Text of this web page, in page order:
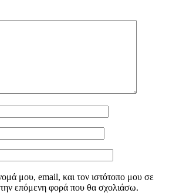
μου, email, και τον ιστότοπο μου σε
επόμενη φορά που θα σχολιάσω.